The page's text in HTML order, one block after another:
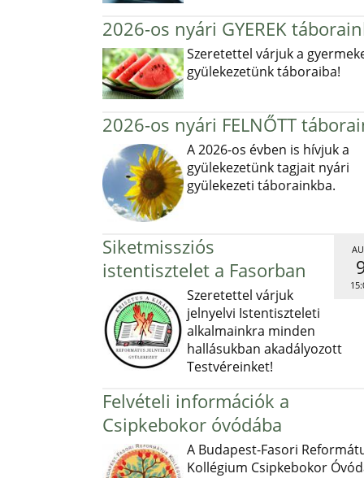
2026-os nyári GYEREK
Szeretettel várjuk a
gyülekezetünk táboraiba!
2026-os nyári FELNŐTT
A 2026-os évben is hívjuk a
gyülekezetünk tagjait nyári
gyülekezeti táborainkba.
Siketmissziós
istentisztelet a Fasorban
Szeretettel várjuk
jelnyelvi Istentiszteleti
alkalmainkra minden
hallásukban akadályozott
Testvéreinket!
Felvételi információk a
Csipkebokor óvódába
A Budapest-Fasori
Kollégium Csipkebokor